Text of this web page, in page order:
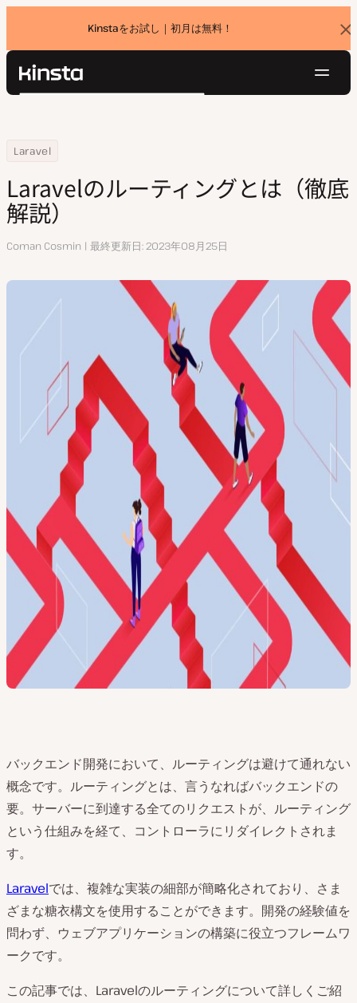
Kinstaをお試し｜初月は無料！
バ
ナ
Kinsta®
ョ
お問い合わせ
検
Home
リソースセンター
Laravel
Laravelのルーティングとは（徹底解説）
Laravelのルーティングとは（徹底
解説）
執
Coman Cosmin 最終更新日 2023年08月25日
バックエンド開発において、ルーティングは避けて通れない
概念です。ルーティングとは、言うなればバックエンドの
要。サーバーに到達する全てのリクエストが、ルーティング
という仕組みを経て、コントローラにリダイレクトされま
す。
Laravelでは、複雑な実装の細部が簡略化されており、さま
ざまな糖衣構文を使用することができます。開発の経験値を
問わず、ウェブアプリケーションの構築に役立つフレームワ
ークです。
この記事では、Laravelのルーティングについて詳しくご紹